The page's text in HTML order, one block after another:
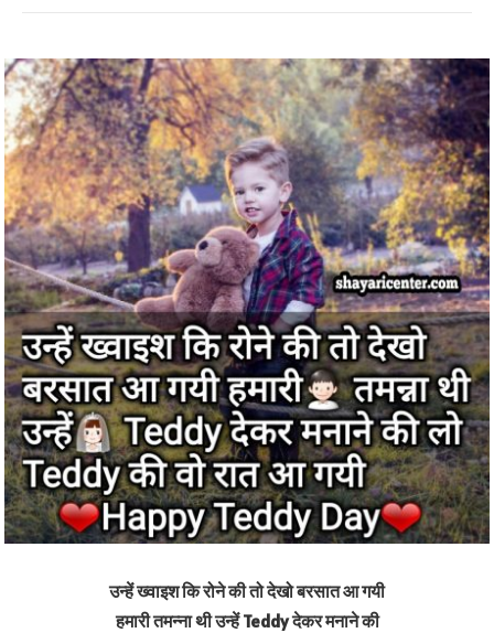
उन्हें ख्वाइश कि रोने की तो देखो बरसात आ गयी
हमारी तमन्ना थी उन्हें Teddy देकर मनाने की